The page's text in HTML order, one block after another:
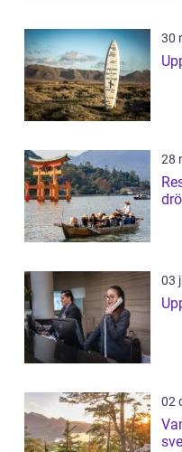
30
28
03
02